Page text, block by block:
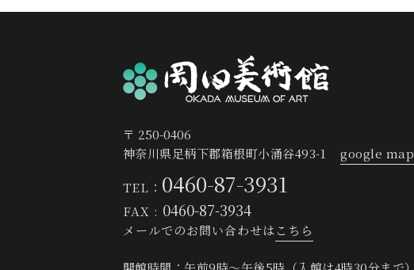
〒 250-0406
神奈川県足柄下郡箱根町小涌谷493-1
google map
TEL： 0460-87-3931
FAX : 0460-87-3934
メールでのお問い合わせはこちら